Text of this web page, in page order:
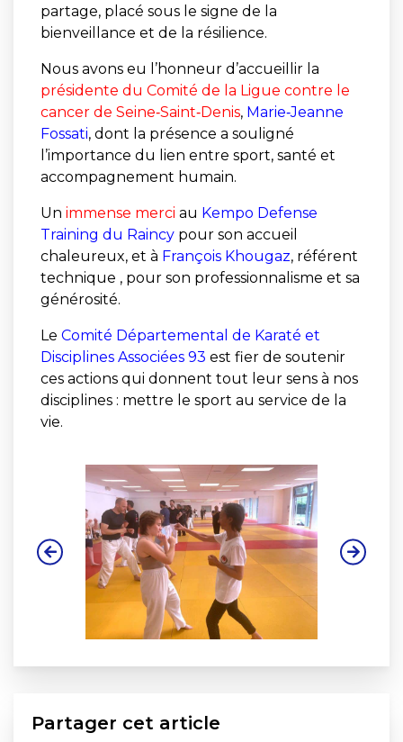
partage, placé sous le signe de la
bienveillance et de la résilience.
Nous avons eu l’honneur d’accueillir la
présidente du Comité de la Ligue contre le
cancer de Seine‑Saint‑Denis, Marie‑Jeanne
Fossati, dont la présence a souligné
l’importance du lien entre sport, santé et
accompagnement humain.
Un immense merci au Kempo Defense
Training du Raincy pour son accueil
chaleureux, et à François Khougaz, référent
technique , pour son professionnalisme et sa
générosité.
Le Comité Départemental de Karaté et
Disciplines Associées 93 est fier de soutenir
ces actions qui donnent tout leur sens à nos
disciplines : mettre le sport au service de la
vie.
Partager cet article